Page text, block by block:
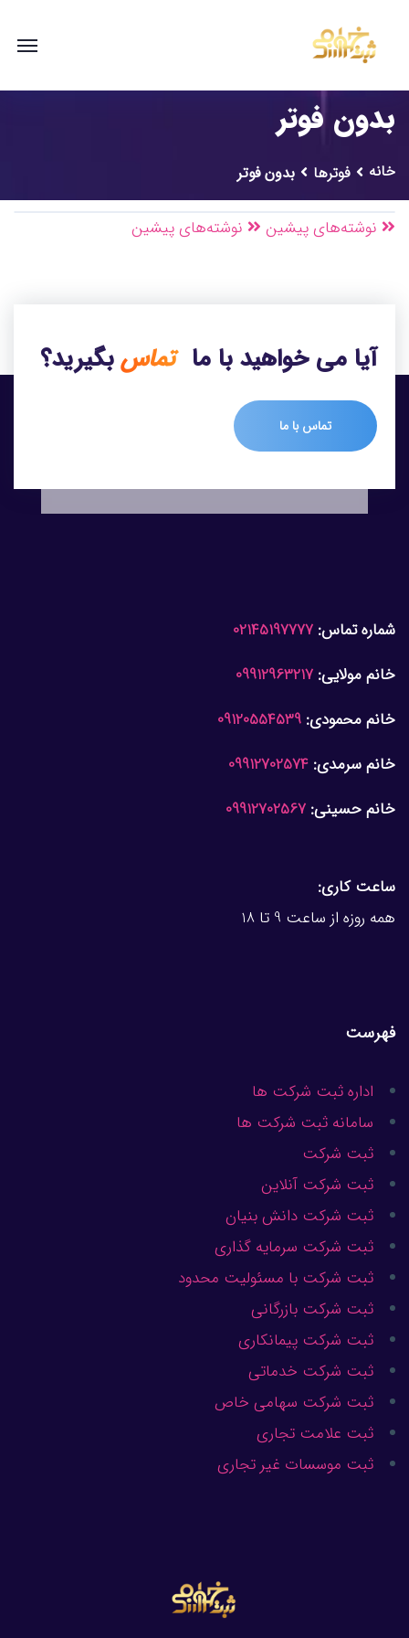
بدون فوتر
خانه فوترها بدون فوتر
نوشته‌های پیشین نوشته‌های پیشین
آیا می خواهید با ما تماسبگیرید؟
تماس با ما
شماره تماس: 02145197777
خانم مولایی: 09912963217
خانم محمودی: 09120554539
خانم سرمدی: 09912702574
خانم حسینی: 09912702567
ساعت کاری:
همه روزه از ساعت 9 تا 18
فهرست
اداره ثبت شرکت ها
سامانه ثبت شرکت ها
ثبت شرکت
ثبت شرکت آنلاین
ثبت شرکت دانش بنیان
ثبت شرکت سرمایه گذاری
ثبت شرکت با مسئولیت محدود
ثبت شرکت بازرگانی
ثبت شرکت پیمانکاری
ثبت شرکت خدماتی
ثبت شرکت سهامی خاص
ثبت علامت تجاری
ثبت موسسات غیر تجاری